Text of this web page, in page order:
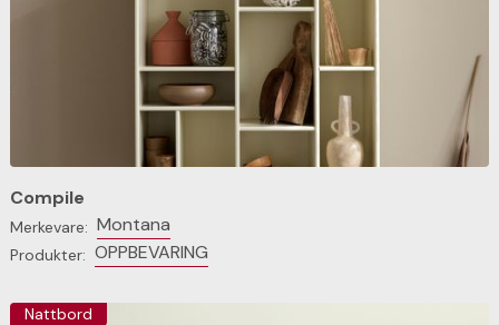
Compile
Merkevare: Montana
Produkter: OPPBEVARING
Nattbord